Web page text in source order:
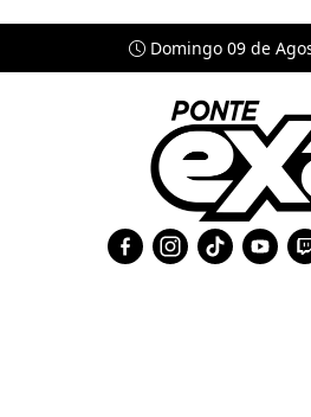
Domingo 09 de